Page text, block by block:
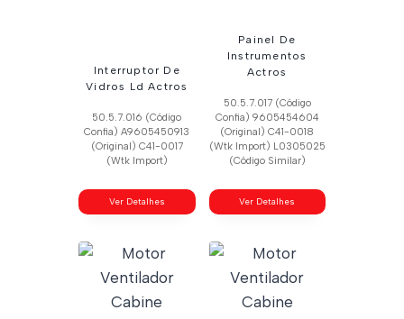
Interruptor De
Vidros Ld Actros
50.5.7.016 (Código
Confia) A9605450913
(Original) C41-0017
(Wtk Import)
Ver Detalhes
Painel De
Instrumentos
Actros
50.5.7.017 (Código
Confia) 9605454604
(Original) C41-0018
(Wtk Import) L0305025
(Código Similar)
Ver Detalhes